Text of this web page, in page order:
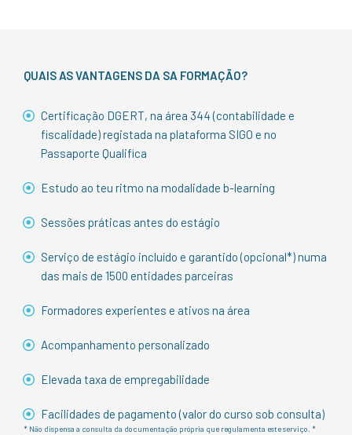
QUAIS AS VANTAGENS DA SA FORMAÇÃO?
Certificação DGERT, na área 344 (contabilidade e
fiscalidade) registada na plataforma SIGO e no
Passaporte Qualifica
Estudo ao teu ritmo na modalidade b-learning
Sessões práticas antes do estágio
Serviço de estágio incluído e garantido (opcional*) numa
das mais de 1500 entidades parceiras
Formadores experientes e ativos na área
Acompanhamento personalizado
Elevada taxa de empregabilidade
Facilidades de pagamento (valor do curso sob consulta)
* Não dispensa a consulta da documentação própria que regulamenta este serviço. *